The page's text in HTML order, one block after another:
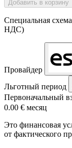
Добавить в корзину
Специальная
НДС)
Провайдер
Льготный период
Первоначальный
0.00 € месяц
Это финансовая
от фактического